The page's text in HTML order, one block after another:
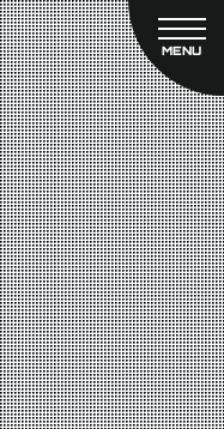
MENU
CLOSE
予約
予約
について
ール